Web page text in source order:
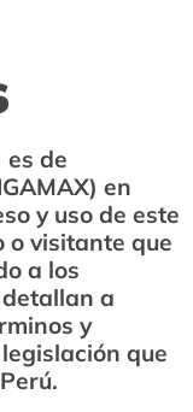
de
en
y uso de este
o visitante que
a los
a
y
que